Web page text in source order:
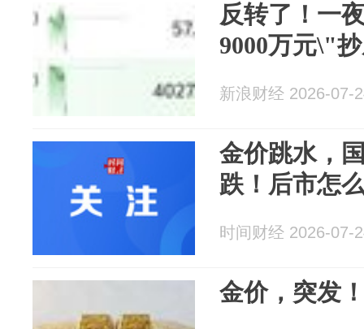
反转了！一
9000万元\"
新浪财经 2026-07-
金价跳水，
跌！后市怎
时间财经 2026-07-
金价，突发